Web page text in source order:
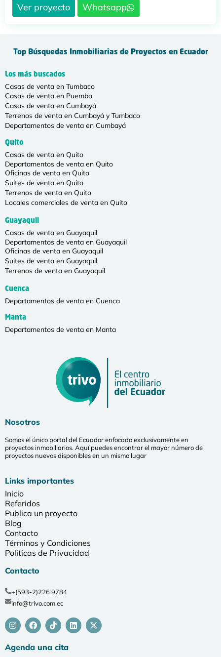
Ver proyecto Whatsapp
Top Búsquedas Inmobiliarias de Proyectos en Ecuador
Los más buscados
Casas de venta en Tumbaco
Casas de venta en Puembo
Casas de venta en Cumbayá
Terrenos de venta en Cumbayá y Tumbaco
Departamentos de venta en Cumbayá
Quito
Casas de venta en Quito
Departamentos de venta en Quito
Oficinas de venta en Quito
Suites de venta en Quito
Terrenos de venta en Quito
Locales comerciales de venta en Quito
Guayaquil
Casas de venta en Guayaquil
Departamentos de venta en Guayaquil
Oficinas de venta en Guayaquil
Suites de venta en Guayaquil
Terrenos de venta en Guayaquil
Cuenca
Departamentos de venta en Cuenca
Manta
Departamentos de venta en Manta
Nosotros
Somos el único portal del Ecuador enfocado exclusivamente en
proyectos inmobiliarios. Aquí puedes encontrar el mayor número de
proyectos nuevos disponibles en un mismo lugar
Links importantes
Inicio
Referidos
Publica un proyecto
Blog
Contacto
Términos y Condiciones
Políticas de Privacidad
Contacto
+(593-2)226 9784
info@trivo.com.ec
Agenda una cita